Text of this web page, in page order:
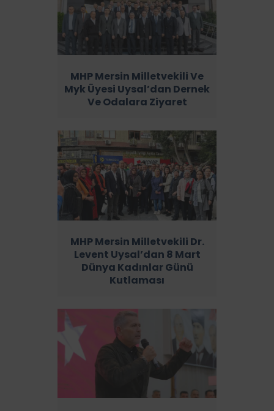
MHP Mersin Milletvekili Ve
Myk Üyesi Uysal’dan Dernek
Ve Odalara Ziyaret
MHP Mersin Milletvekili Dr.
Levent Uysal’dan 8 Mart
Dünya Kadınlar Günü
Kutlaması